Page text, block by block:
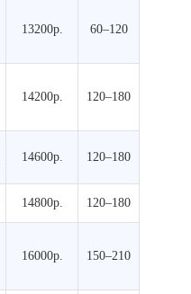
13200р. 60–120
14200р. 120–180
14600р. 120–180
14800р. 120–180
16000р. 150–210